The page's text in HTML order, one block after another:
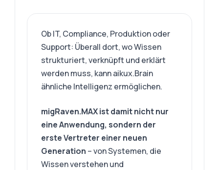
Ob IT, Compliance, Produktion oder
Support: Überall dort, wo Wissen
strukturiert, verknüpft und erklärt
werden muss, kann aikux.Brain
ähnliche Intelligenz ermöglichen.
migRaven.MAX ist damit nicht nur
eine Anwendung, sondern der
erste Vertreter einer neuen
Generation – von Systemen, die
Wissen verstehen und